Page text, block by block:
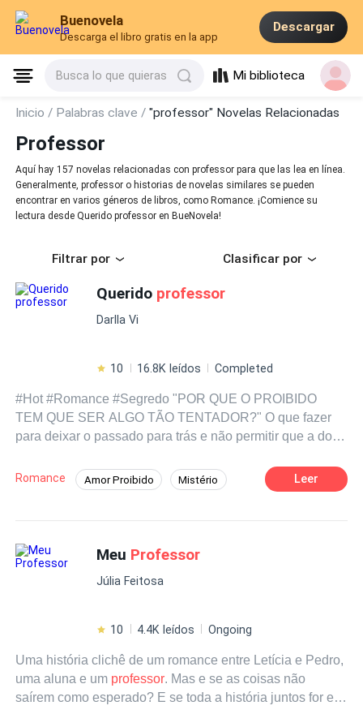
Buenovela
Descarga el libro gratis en la app
Descargar
Busca lo que quieras Mi biblioteca
Inicio / Palabras clave /"professor" Novelas Relacionadas
Professor
Aquí hay 157 novelas relacionadas con professor para que las lea en línea.
Generalmente, professor o historias de novelas similares se pueden
encontrar en varios géneros de libros, como Romance. ¡Comience su
lectura desde Querido professor en BueNovela!
Filtrar por Clasificar por
Querido professor
Darlla Vi
10 16.8K leídos Completed
#Hot #Romance #Segredo "POR QUE O PROIBIDO
TEM QUE SER ALGO TÃO TENTADOR?" O que fazer
para deixar o passado para trás e não permitir que a dor
uma loira de olhos azuis, de dezenove anos de idade e
uma beleza capaz de virar a cabeça de qualquer homem,
universo que é a vida universitária. "Meu
secreto" apresenta uma trama intrigante. Com um
passado misterioso e um ex-namorado tóxico, Amber
Perseguida pelo passado que tanto deseja deixar para
um romance proibido com o intrigante Nicholas Cooper,
professorde Mitologia que mais parece a encarnação de
Eros, o deus do erotismo de quem tanto fala em suas
Romance Amor Proibido Mistério Leer
Meu Professor
Júlia Feitosa
10 4.4K leídos Ongoing
Uma história clichê de um romance entre Letícia e Pedro,
uma aluna e um professor. Mas e se as coisas não
saírem como esperado? E se toda a história juntos for em